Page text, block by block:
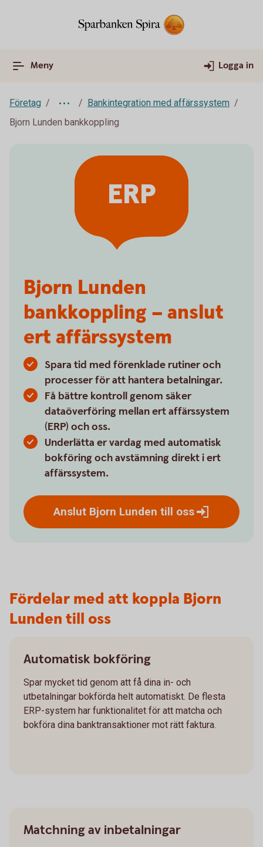
Meny Logga in
Företag
Bankintegration med affärssystem
Bjorn Lunden bankkoppling
Bjorn Lunden
bankkoppling – anslut
ert affärssystem
Spara tid med förenklade rutiner och
processer för att hantera betalningar.
Få bättre kontroll genom säker
dataöverföring mellan ert affärssystem
(ERP) och oss.
Underlätta er vardag med automatisk
bokföring och avstämning direkt i ert
affärssystem.
Anslut Bjorn Lunden till oss
ERP
Fördelar med att koppla Bjorn
Lunden till oss
Automatisk bokföring
Spar mycket tid genom att få dina in- och
utbetalningar bokförda helt automatiskt. De flesta
ERP-system har funktionalitet för att matcha och
bokföra dina banktransaktioner mot rätt faktura.
Matchning av inbetalningar